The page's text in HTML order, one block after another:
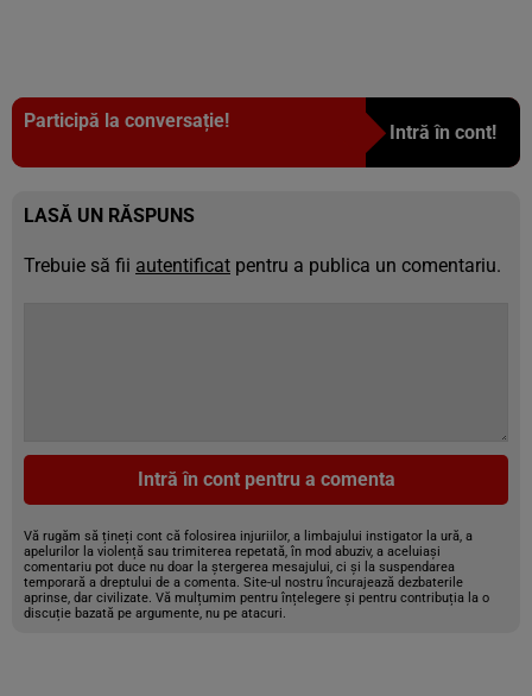
Participă la conversație!
Intră în cont!
LASĂ UN RĂSPUNS
Trebuie să fii autentificat pentru a publica un comentariu.
Intră în cont pentru a comenta
Vă rugăm să țineți cont că folosirea injuriilor, a limbajului instigator la ură, a
apelurilor la violență sau trimiterea repetată, în mod abuziv, a aceluiași
comentariu pot duce nu doar la ștergerea mesajului, ci și la suspendarea
temporară a dreptului de a comenta. Site-ul nostru încurajează dezbaterile
aprinse, dar civilizate. Vă mulțumim pentru înțelegere și pentru contribuția la o
discuție bazată pe argumente, nu pe atacuri.